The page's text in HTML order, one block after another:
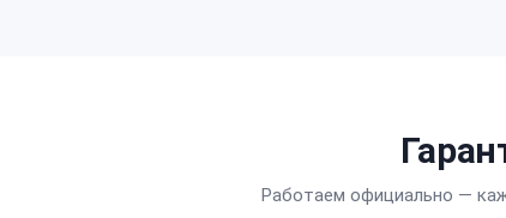
Работаем официально —